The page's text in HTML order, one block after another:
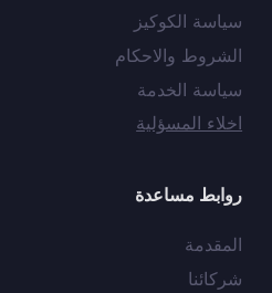
سياسة الكوكيز
الشروط والاحكام
سياسة الخدمة
اخلاء المسؤلية
روابط مساعدة
المقدمة
شركائنا